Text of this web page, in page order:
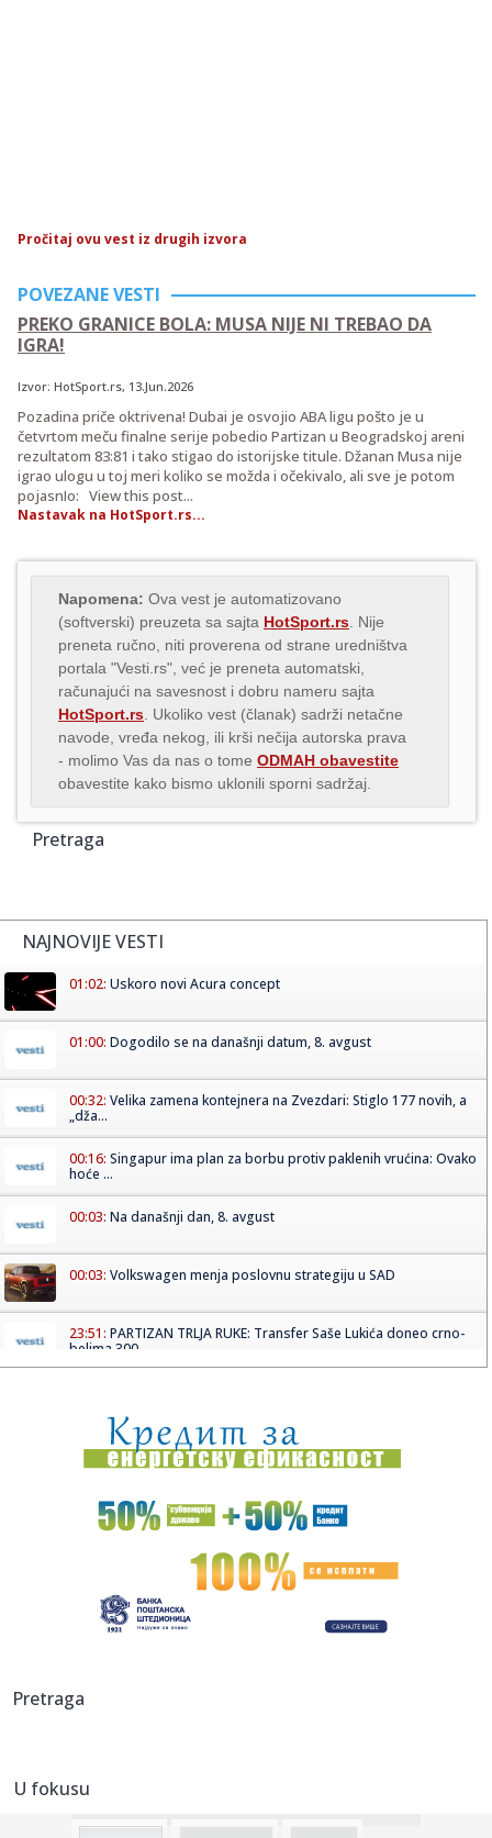
Pročitaj ovu vest iz drugih izvora
POVEZANE VESTI
PREKO GRANICE BOLA: MUSA NIJE NI TREBAO DA
IGRA!
Izvor: HotSport.rs, 13.Jun.2026
Pozadina priče oktrivena! Dubai je osvojio ABA ligu pošto je u
četvrtom meču finalne serije pobedio Partizan u Beogradskoj areni
rezultatom 83:81 i tako stigao do istorijske titule. Džanan Musa nije
igrao ulogu u toj meri koliko se možda i očekivalo, ali sve je potom
pojasnIo: View this post...
Nastavak na HotSport.rs...
Napomena: Ova vest je automatizovano
(softverski) preuzeta sa sajta HotSport.rs . Nije
preneta ručno, niti proverena od strane uredništva
portala "Vesti.rs", već je preneta automatski,
računajući na savesnost i dobru nameru sajta
HotSport.rs . Ukoliko vest (članak) sadrži netačne
navode, vređa nekog, ili krši nečija autorska prava
- molimo Vas da nas o tome ODMAH obavestite
obavestite kako bismo uklonili sporni sadržaj.
Pretraga
NAJNOVIJE VESTI
01:02: Uskoro novi Acura concept
01:00: Dogodilo se na današnji datum, 8. avgust
00:32: Velika zamena kontejnera na Zvezdari: Stiglo 177 novih, a
„dža...
00:16: Singapur ima plan za borbu protiv paklenih vrućina: Ovako
hoće ...
00:03: Na današnji dan, 8. avgust
00:03: Volkswagen menja poslovnu strategiju u SAD
23:51: PARTIZAN TRLJA RUKE: Transfer Saše Lukića doneo crno-
belima 300...
23:47:Srpkinje pronašle novčanik u Čanju, pa uradile nešto što je
23:46:Detalji drame na nemačkom aerodromu: Vozač nogom
izbacio dron s...
Kraj za Aleksandru i Anu: Eliminisane već na startu
23:35:"Nema lakih utakmica, ali mi smo Vojvodina"
23:29:
Pretraga
U fokusu